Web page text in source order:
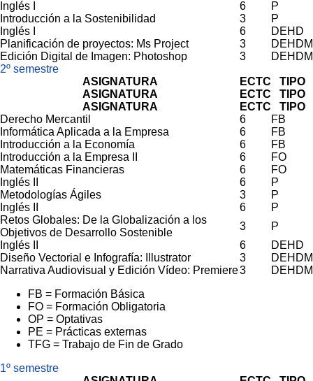
Inglés I
6
P
Introducción a la Sostenibilidad
3
P
Inglés I
6
DEHD
Planificación de proyectos: Ms Project
3
DEHDM
Edición Digital de Imagen: Photoshop
3
DEHDM
2º semestre
ASIGNATURA
ECTC
TIPO
ASIGNATURA
ECTC
TIPO
ASIGNATURA
ECTC
TIPO
Derecho Mercantil
6
FB
Informática Aplicada a la Empresa
6
FB
Introducción a la Economía
6
FB
Introducción a la Empresa II
6
FO
Matemáticas Financieras
6
FO
Inglés II
6
P
Metodologías Ágiles
3
P
Inglés II
6
P
Retos Globales: De la Globalización a los
Objetivos de Desarrollo Sostenible
3
P
Inglés II
6
DEHD
Diseño Vectorial e Infografía: Illustrator
3
DEHDM
Narrativa Audiovisual y Edición Vídeo: Premiere3
DEHDM
FB = Formación Básica
FO = Formación Obligatoria
OP = Optativas
PE = Prácticas externas
TFG = Trabajo de Fin de Grado
1º semestre